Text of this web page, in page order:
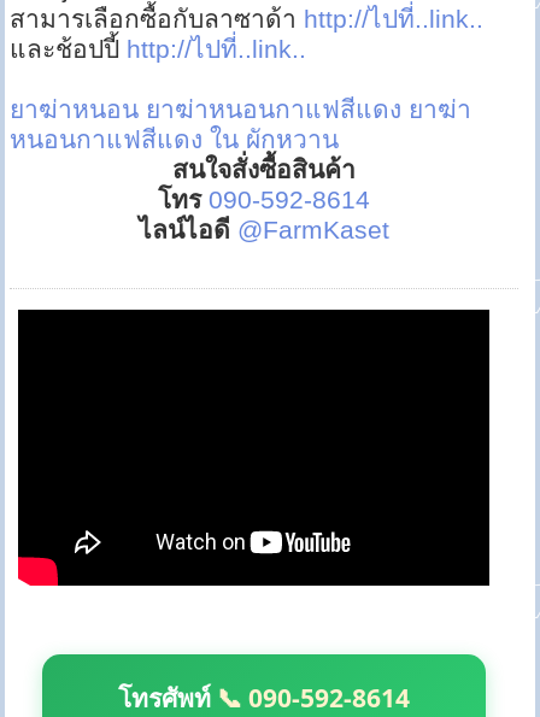
สามารเลือกซื้อกับลาซาด้า http://ไปที่..link..
และช้อปปี้ http://ไปที่..link..
ยาฆ่าหนอน ยาฆ่าหนอนกาแฟสีแดง ยาฆ่า
หนอนกาแฟสีแดง ใน ผักหวาน
สนใจสั่งซื้อสินค้า
โทร 090-592-8614
ไลน์ไอดี @FarmKaset
โทรศัพท์ 📞 090-592-8614